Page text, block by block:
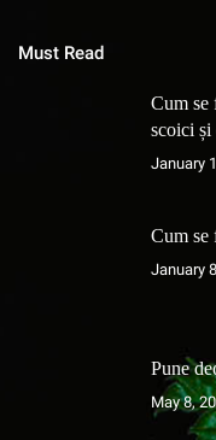
Must Read
Cum se
scoici
January
Cum se
January
Pune
May 8,